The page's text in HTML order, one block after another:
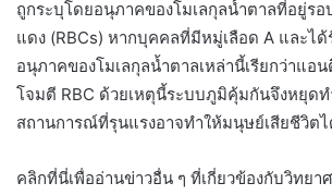
ถูกระบุโดยอนุภาคของโมเลกุลน้ำตาลที่อยู่รอ
แดง (RBCs) หากบุคคลที่มีหมู่เลือด A และได้
อนุภาคของโมเลกุลน้ำตาลเหล่านี้เรียกว่าแอน
โจมตี RBC ด้วยเหตุนี้ระบบภูมิคุ้มกันจึงหยุดท
สถานการณ์ที่รุนแรงอาจทำให้มนุษย์เสียชีวิต
คลิกที่นี่เพื่ออ่านข่าวอื่น ๆ ที่เกี่ยวข้องกับวิทยา